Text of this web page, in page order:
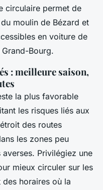
circulaire permet de
moulin de Bézard et
en voiture de
Bourg.
: meilleure saison,
la plus favorable
les risques liés aux
des routes
les zones peu
Privilégiez une
mieux circuler sur les
horaires où la